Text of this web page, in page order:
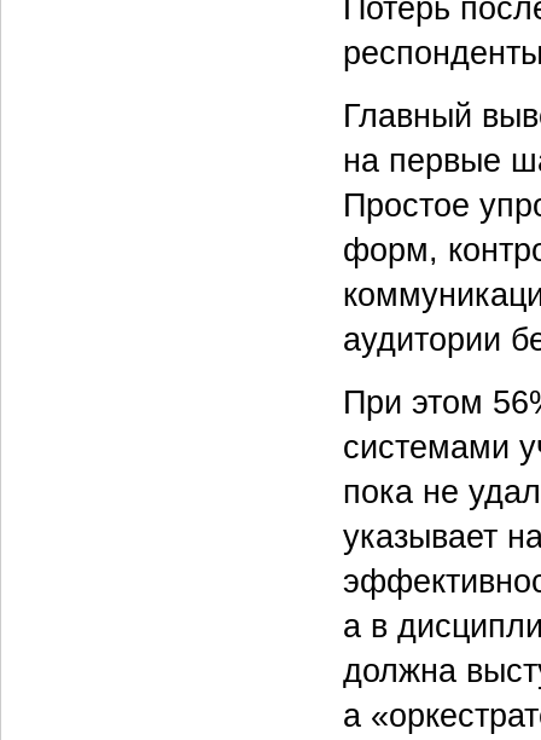
Потерь
Главный
на первые
Простое
форм,
аудитории
При этом
системами
пока не
указывает
а в
должна
а